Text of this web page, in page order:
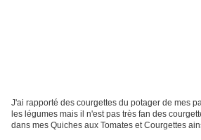
J'ai rapporté des courgettes du potager de mes
les légumes mais il n'est pas très fan des
dans mes Quiches aux Tomates et Courgettes